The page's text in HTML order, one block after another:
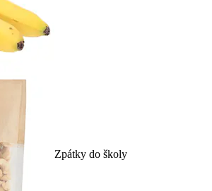
Zpátky do školy